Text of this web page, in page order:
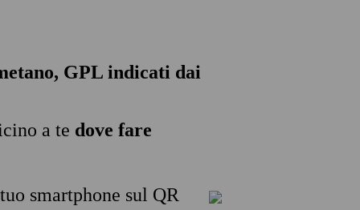
GPL indicati dai
a te dove fare
smartphone sul QR